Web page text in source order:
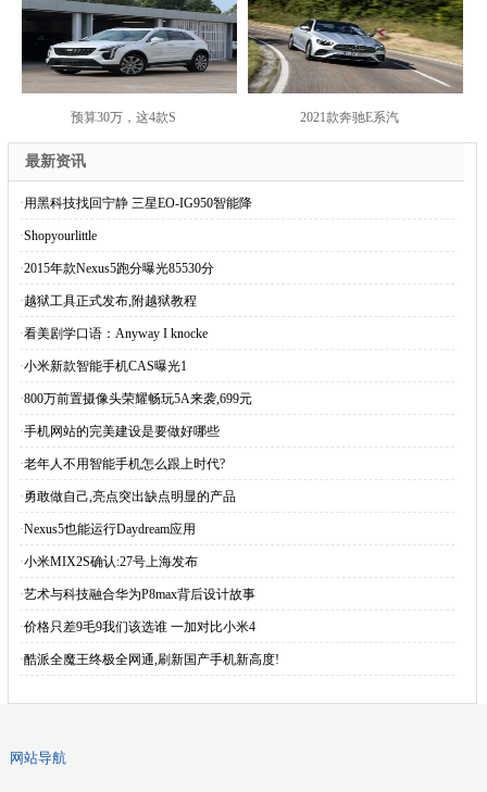
预算30万，这4款S 2021款奔驰E系汽
最新资讯
·用黑科技找回宁静 三星EO-IG950智能降
·Shopyourlittle
·2015年款Nexus5跑分曝光85530分
·越狱工具正式发布,附越狱教程
·看美剧学口语：Anyway I knocke
·小米新款智能手机CAS曝光1
·800万前置摄像头荣耀畅玩5A来袭,699元
·手机网站的完美建设是要做好哪些
·老年人不用智能手机怎么跟上时代?
·勇敢做自己,亮点突出缺点明显的产品
·Nexus5也能运行Daydream应用
·小米MIX2S确认:27号上海发布
·艺术与科技融合华为P8max背后设计故事
·价格只差9毛9我们该选谁 一加对比小米4
·酷派全魔王终极全网通,刷新国产手机新高度!
网站导航